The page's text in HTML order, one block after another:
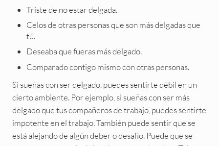
Triste de no estar delgada.
Celos de otras personas que son más delgadas que
tú.
Deseaba que fueras más delgado.
Comparado contigo mismo con otras personas.
Si sueñas con ser delgado, puedes sentirte débil en un
cierto ambiente. Por ejemplo, si sueñas con ser más
delgado que tus compañeros de trabajo, puedes sentirte
impotente en el trabajo. También puede sentir que se
está alejando de algún deber o desafío. Puede que se